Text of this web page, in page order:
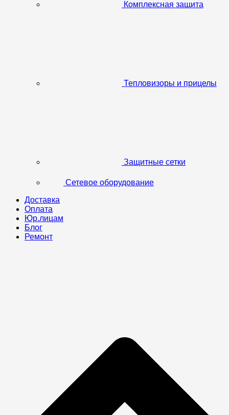
Комплексная защита
Тепловизоры и прицелы
Защитные сетки
Сетевое оборудование
Доставка
Оплата
Юр.лицам
Блог
Ремонт